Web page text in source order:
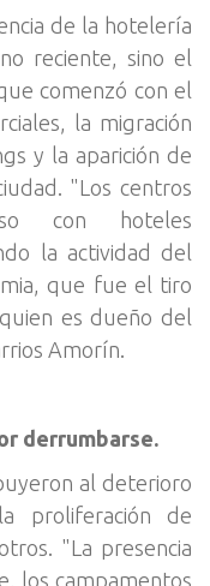
de la hotelería
reciente, sino el
comenzó con el
la migración
y la aparición de
"Los centros
con hoteles
la actividad del
que fue el tiro
es dueño del
Amorín.
derrumbarse.
al deterioro
proliferación de
"La presencia
los campamentos